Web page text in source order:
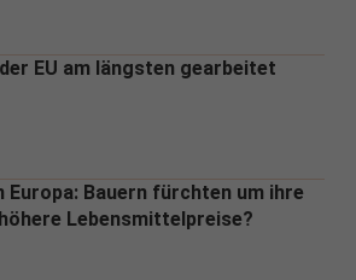
EU am längsten gearbeitet
Europa: Bauern fürchten um ihre
Lebensmittelpreise?